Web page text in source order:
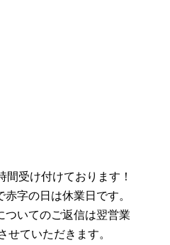
間受け付けております！
赤字の日は休業日です。
ついてのご返信は翌営業
せていただきます。